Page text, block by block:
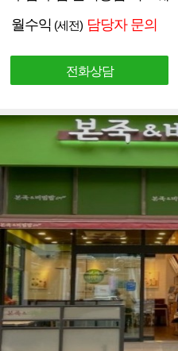
월수익 (세전) 담당자 문의
전화상담